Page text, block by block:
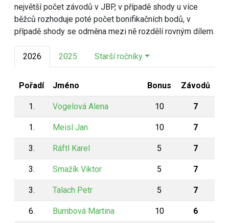
největší počet závodů v JBP, v případě shody u více
běžců rozhoduje poté počet bonifikačních bodů, v
případě shody se odměna mezi ně rozdělí rovným dílem.
2026 2025 Starší ročníky
Pořadí Jméno Bonus Závodů
1. Vogelová Alena 10 7
1. Meisl Jan 10 7
3. Ráftl Karel 5 7
3. Smažík Viktor 5 7
3. Talach Petr 5 7
6. Bumbová Martina 10 6